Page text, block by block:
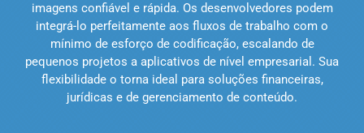
imagens confiável e rápida. Os desenvolvedores podem
integrá-lo perfeitamente aos fluxos de trabalho com o
mínimo de esforço de codificação, escalando de
pequenos projetos a aplicativos de nível empresarial. Sua
flexibilidade o torna ideal para soluções financeiras,
jurídicas e de gerenciamento de conteúdo.